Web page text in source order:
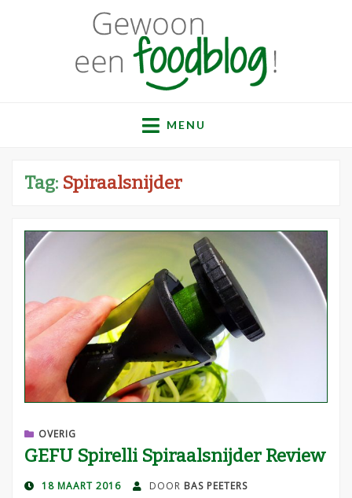
Gewoon een
foodblog!
recepten
MENU
Tag: Spiraalsnijder
OVERIG
GEFU Spirelli Spiraalsnijder Review
GEPLAATST
18 MAART 2016 DOOR BAS PEETERS